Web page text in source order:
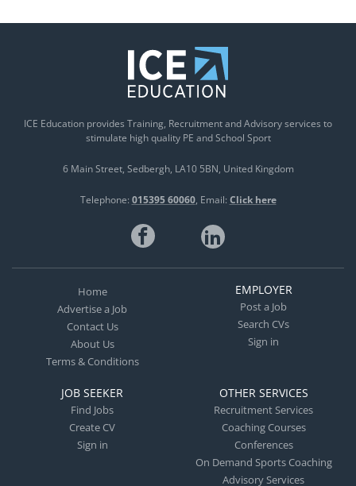
ICE Education provides Training, Recruitment and Advisory services to
stimulate high quality PE and School Sport
6 Main Street Sedbergh LA10 5BN United Kingdom
Telephone: 015395 60060 Email: Click here
Home
Advertise a Job
Contact Us
About Us
Terms & Conditions
EMPLOYER
Post a Job
Search CVs
Sign in
JOB SEEKER
Find Jobs
Create CV
Sign in
OTHER SERVICES
Recruitment Services
Coaching Courses
Conferences
On Demand Sports Coaching
Advisory Services